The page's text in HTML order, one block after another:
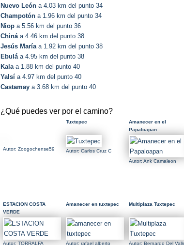
Nuevo León a 4.03 km del punto 34
Champotón a 1.96 km del punto 34
Niop a 5.56 km del punto 36
Chináa 4.46 km del punto 38
Jesús Maríaa 1.92 km del punto 38
Ebuláa 4.95 km del punto 38
Kalaa 1.88 km del punto 40
Yalsí a 4.97 km del punto 40
Castamay a 3.68 km del punto 40
¿Qué puedes ver por el camino?
Autor: Zoogochense59
Tuxtepec
Autor: Carlos Cruz C
Amanecer en el
Papaloapan
Autor: Ank Camaleon
ESTACION COSTA
VERDE
Autor: TORRALFA
Amanecer en tuxtepec
Autor: rafael alberto
Multiplaza Tuxtepec
Autor: Bernardo Del